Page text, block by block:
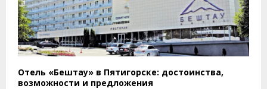
Отель «Бештау» в Пятигорске: достоинства,
возможности и предложения